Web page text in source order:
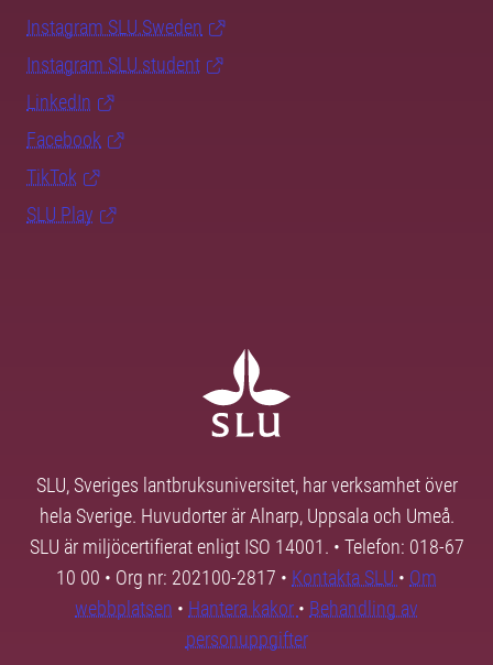
Instagram SLU.Sweden
Instagram SLU.student
LinkedIn
Facebook
TikTok
SLU Play
SLU, Sveriges lantbruksuniversitet, har verksamhet över
hela Sverige. Huvudorter är Alnarp, Uppsala och Umeå.
SLU är miljöcertifierat enligt ISO 14001. • Telefon: 018-67
10 00 • Org nr: 202100-2817 • Kontakta SLU • Om
webbplatsen • Hantera kakor • Behandling av
personuppgifter